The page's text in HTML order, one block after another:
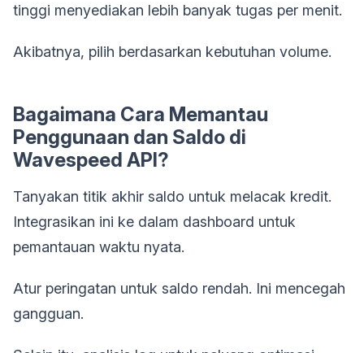
tinggi menyediakan lebih banyak tugas per menit.
Akibatnya, pilih berdasarkan kebutuhan volume.
Bagaimana Cara Memantau
Penggunaan dan Saldo di
Wavespeed API?
Tanyakan titik akhir saldo untuk melacak kredit.
Integrasikan ini ke dalam dashboard untuk
pemantauan waktu nyata.
Atur peringatan untuk saldo rendah. Ini mencegah
gangguan.